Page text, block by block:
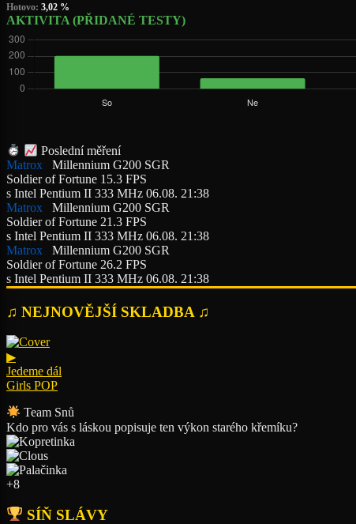
Hotovo: 3,02 %
AKTIVITA (PŘIDANÉ TESTY)
Poslední měření
Matrox
Millennium G200 SGR
Soldier of Fortune 15.3 FPS
s Intel Pentium II 333 MHz 06.08. 21:38
Matrox
Millennium G200 SGR
Soldier of Fortune 21.3 FPS
s Intel Pentium II 333 MHz 06.08. 21:38
Matrox
Millennium G200 SGR
Soldier of Fortune 26.2 FPS
s Intel Pentium II 333 MHz 06.08. 21:38
♫ NEJNOVĚJŠÍ SKLADBA ♫
▶
Jedeme dál
Girls POP
Team Snů
Kdo pro vás s láskou popisuje ten výkon starého křemíku?
+8
SÍŇ SLÁVY